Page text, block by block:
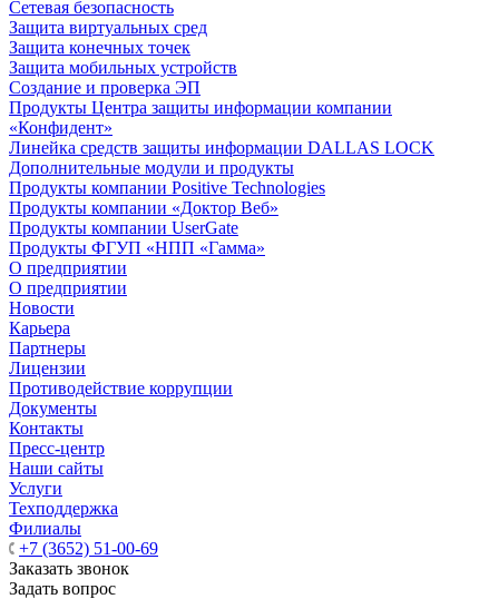
Сетевая безопасность
Защита виртуальных сред
Защита конечных точек
Защита мобильных устройств
Создание и проверка ЭП
Продукты Центра защиты информации компании
«Конфидент»
Линейка средств защиты информации DALLAS LOCK
Дополнительные модули и продукты
Продукты компании Positive Technologies
Продукты компании «Доктор Веб»
Продукты компании UserGate
Продукты ФГУП «НПП «Гамма»
О предприятии
О предприятии
Новости
Карьера
Партнеры
Лицензии
Противодействие коррупции
Документы
Контакты
Пресс-центр
Наши сайты
Услуги
Техподдержка
Филиалы
+7 (3652) 51-00-69
Заказать звонок
Задать вопрос